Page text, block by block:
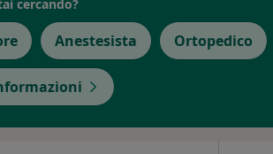
cercando?
Anestesista Ortopedico